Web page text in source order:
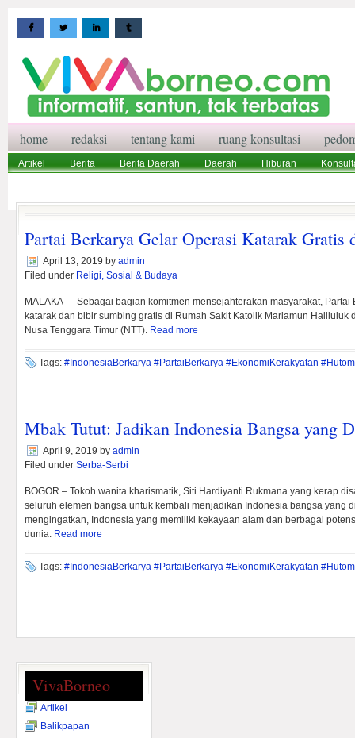
home redaksi tentang kami ruang konsultasi
Artikel Berita Berita Daerah Daerah Hiburan
Partai Berkarya Gelar Operasi Katarak Gratis
April 13, 2019 by admin
Filed under Religi, Sosial & Budaya
MALAKA — Sebagai bagian komitmen mensejahterakan masyarakat, Partai
katarak dan bibir sumbing gratis di Rumah Sakit Katolik Mariamun Haliluluk
Nusa Tenggara Timur (NTT). Read more
Tags: #IndonesiaBerkarya #PartaiBerkarya #EkonomiKerakyatan
Mbak Tutut: Jadikan Indonesia Bangsa yang
April 9, 2019 by admin
Filed under Serba-Serbi
BOGOR – Tokoh wanita kharismatik, Siti Hardiyanti Rukmana yang kerap
seluruh elemen bangsa untuk kembali menjadikan Indonesia bangsa yang
mengingatkan, Indonesia yang memiliki kekayaan alam dan berbagai
dunia. Read more
Tags: #IndonesiaBerkarya #PartaiBerkarya #EkonomiKerakyatan
VivaBorneo
Artikel
Balikpapan